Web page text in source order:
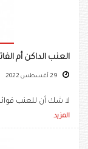
العنب الداكن أم
لا شك أن للعنب
المزيد